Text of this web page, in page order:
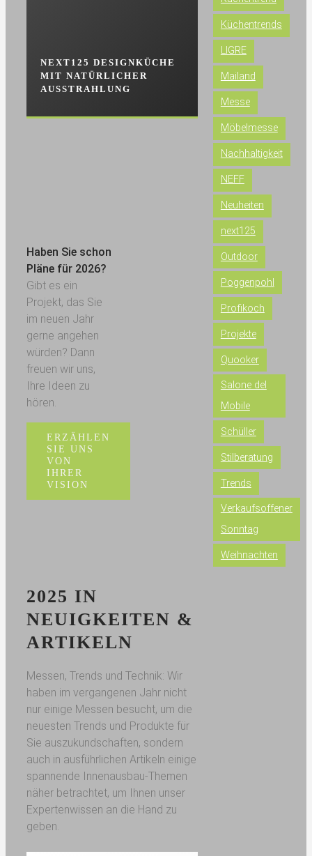
NEXT125 DESIGNKÜCHE
MIT NATÜRLICHER
AUSSTRAHLUNG
NEXT125
MIT MUT ZUR
Haben Sie schon
Pläne für 2026?
Gibt es ein
Projekt, das Sie
im neuen Jahr
gerne angehen
würden? Dann
freuen wir uns,
Ihre Ideen zu
hören.
ERZÄHLEN
SIE UNS
VON
IHRER
VISION
2025 IN
NEUIGKEITEN &
ARTIKELN
Messen, Trends und Technik: Wir
haben im vergangenen Jahr nicht
nur einige Messen besucht, um die
neuesten Trends und Produkte für
Sie auszukundschaften, sondern
auch in ausführlichen Artikeln einige
spannende Innenausbau-Themen
näher betrachtet, um Ihnen unser
Expertenwissen an die Hand zu
geben.
Küchentrends
LIGRE
Mailand
Messe
Möbelmesse
Nachhaltigkeit
NEFF
Neuheiten
next125
Outdoor
Poggenpohl
Profikoch
Projekte
Quooker
Salone del
Mobile
Schüller
Stilberatung
Trends
Verkaufsoffener
Sonntag
Weihnachten